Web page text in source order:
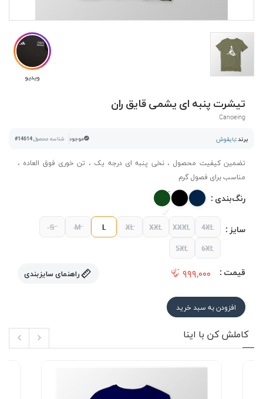
ویدیو
تیشرت پنبه ای یشمی قایق ران
Canoeing
برند :بایقوش موجود شناسه محصول:#14614
تضمین کیفیت محصول ، نخی پنبه ای درجه یک ، تن خوری فوق العاده ،
مناسب برای فصول گرم
رنگ‌بندی :
سایز : S M L XL XXL XXXL 4XL
5XL 6XL
قیمت : ۹۹۹,۰۰۰ راهنمای سایزبندی
افزودن به سبد خرید
کاملش کن با اینا